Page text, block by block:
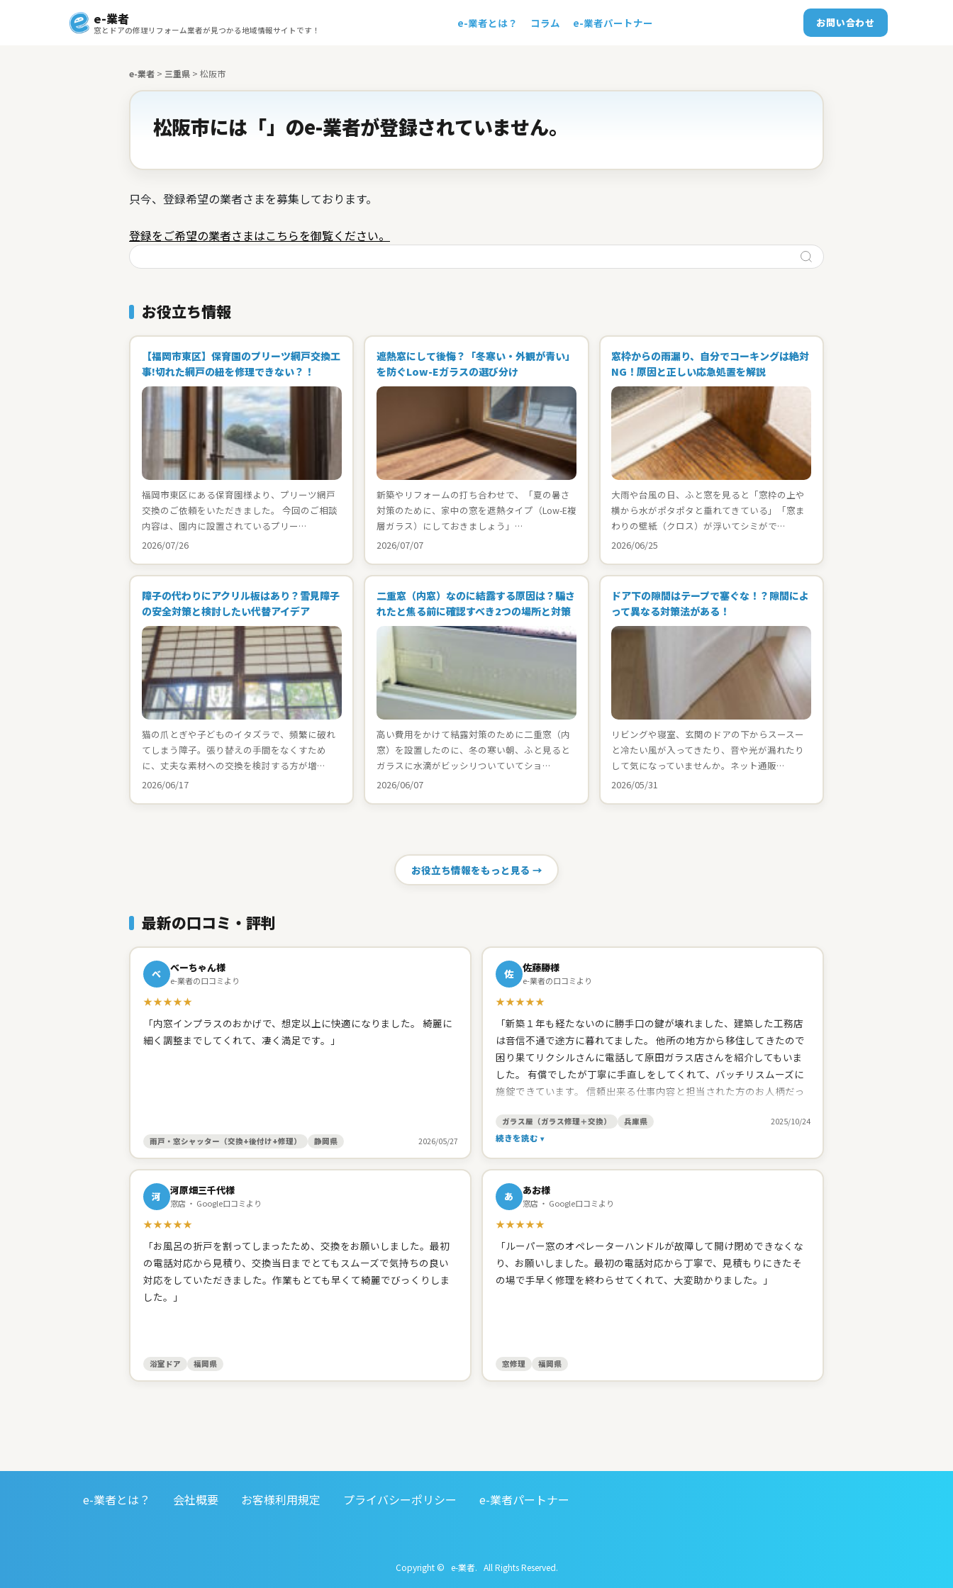
e-業者
窓とドアの修理リフォーム業者が見つかる地域情報サイトです！
e-業者とは？ コラム e-業者パートナー お問い合わせ
e-業者 > 三重県 > 松阪市
松阪市には「」のe-業者が登録されていません。
只今、登録希望の業者さまを募集しております。
登録をご希望の業者さまはこちらを御覧ください。
お役立ち情報
【福岡市東区】保育園のプリーツ網戸交換工
事!切れた網戸の紐を修理できない？！
福岡市東区にある保育園様より、プリーツ網戸
交換のご依頼をいただきました。 今回のご相談
内容は、園内に設置されているプリー…
2026/07/26
遮熱窓にして後悔？「冬寒い・外観が青い」
を防ぐLow-Eガラスの選び分け
新築やリフォームの打ち合わせで、「夏の暑さ
対策のために、家中の窓を遮熱タイプ（Low-E複
層ガラス）にしておきましょう」…
2026/07/07
窓枠からの雨漏り、自分でコーキングは絶対
NG！原因と正しい応急処置を解説
大雨や台風の日、ふと窓を見ると「窓枠の上や
横から水がポタポタと垂れてきている」「窓ま
わりの壁紙（クロス）が浮いてシミがで…
2026/06/25
障子の代わりにアクリル板はあり？雪見障子
の安全対策と検討したい代替アイデア
猫の爪とぎや子どものイタズラで、頻繁に破れ
てしまう障子。張り替えの手間をなくすため
に、丈夫な素材への交換を検討する方が増…
2026/06/17
二重窓（内窓）なのに結露する原因は？騙さ
れたと焦る前に確認すべき2つの場所と対策
高い費用をかけて結露対策のために二重窓（内
窓）を設置したのに、冬の寒い朝、ふと見ると
ガラスに水滴がビッシリついていてショ…
2026/06/07
ドア下の隙間はテープで塞ぐな！？隙間によ
って異なる対策法がある！
リビングや寝室、玄関のドアの下からスースー
と冷たい風が入ってきたり、音や光が漏れたり
して気になっていませんか。ネット通販…
2026/05/31
お役立ち情報をもっと見る →
最新の口コミ・評判
べ べーちゃん様
e-業者の口コミより
★★★★★
「内窓インプラスのおかげで、想定以上に快適になりました。 綺麗に
細く調整までしてくれて、凄く満足です。」
雨戸・窓シャッター（交換+後付け+修理） 静岡県 2026/05/27
佐 佐藤勝様
e-業者の口コミより
★★★★★
「新築１年も経たないのに勝手口の鍵が壊れました、建築した工務店
は音信不通で途方に暮れてました。 他所の地方から移住してきたので
困り果てリクシルさんに電話して原田ガラス店さんを紹介してもいま
した。 有償でしたが丁寧に手直しをしてくれて、バッチリスムーズに
施錠できています。 信頼出来る仕事内容と担当された方のお人柄だっ
頂きました。開け締めの調子の悪いとこも相談すると丁寧に見てくれ
ました。 建築した工務店みたいに手抜きはしない、しっかりと仕事を
してくれます。 台所シンクのことも対応してくれるし。心強いお店だ
ガラス屋（ガラス修理＋交換） 兵庫県 2025/10/24
続きを読む
河 河原畑三千代様
窓店 ・ Google口コミより
★★★★★
「お風呂の折戸を割ってしまったため、交換をお願いしました。最初
の電話対応から見積り、交換当日までとてもスムーズで気持ちの良い
対応をしていただきました。作業もとても早くて綺麗でびっくりしま
した。」
浴室ドア 福岡県
あ あお様
窓店 ・ Google口コミより
★★★★★
「ルーパー窓のオペレーターハンドルが故障して開け閉めできなくな
り、お願いしました。最初の電話対応から丁寧で、見積もりにきたそ
の場で手早く修理を終わらせてくれて、大変助かりました。」
窓修理 福岡県
e-業者とは？ 会社概要 お客様利用規定 プライバシーポリシー e-業者パートナー
Copyright © e-業者. All Rights Reserved.